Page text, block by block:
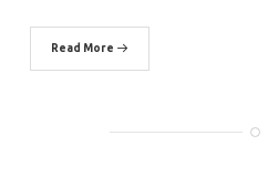
Read More